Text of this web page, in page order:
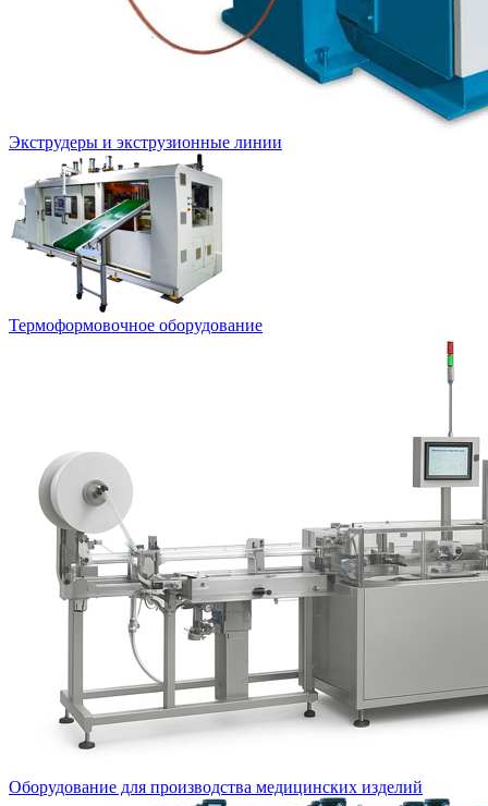
Экструдеры и экструзионные линии
Термоформовочное оборудование
Оборудование для производства медицинских изделий